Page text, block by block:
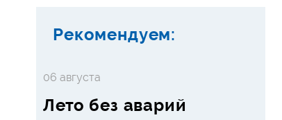
Рекомендуем:
06 августа
Лето без аварий